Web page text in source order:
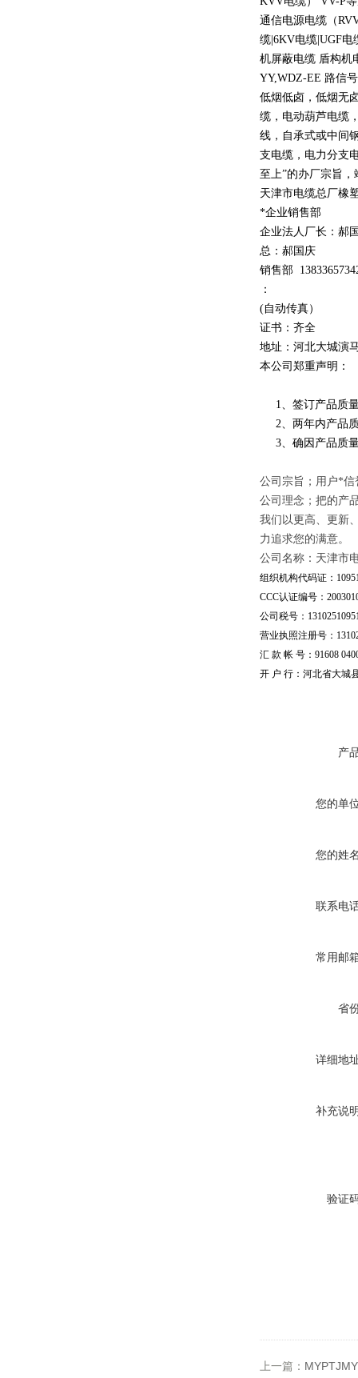
通信电源电缆（
缆 |6KV电缆 |UGF电
机屏蔽电缆 盾构机
YY,WDZ-EE 路信
低烟低卤，低烟无
缆，电动葫芦电缆
线，自承式或中间
支电缆，电力分支
至上”的办厂宗旨，
天津市电缆总厂橡
*企业销售部
企业法人厂长：郝
总：郝国庆
销售部 13833
：
(自动传真）
证书：齐全
地址：河北大城演
本公司郑重声明：
1、签订产品质量
2、两年内产品质
3、确因产品质量
公司宗旨；用户*
公司理念；把的产
我们以更高、更新
力追求您的满意。
公司名称：天津市
组织机构代码证：
CCC认证编号：
公司税号：
营业执照注册号：
汇 款 帐 号：91608
开 户 行：河北省大城
产
您的单
您的姓
联系电
常用邮
省
详细地
补充说
验证
上一篇：